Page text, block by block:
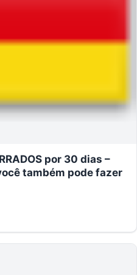
por 30 dias –
também pode fazer